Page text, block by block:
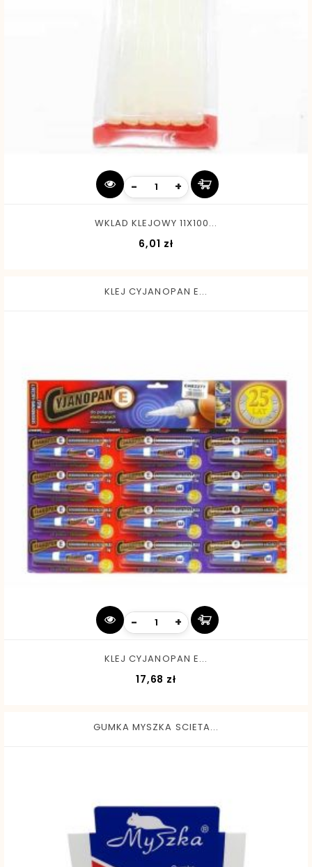
- +
WKLAD KLEJOWY 11X100...
6,01 złCena
KLEJ CYJANOPAN E...
- +
KLEJ CYJANOPAN E...
17,68 zł
GUMKA MYSZKA SCIETA...